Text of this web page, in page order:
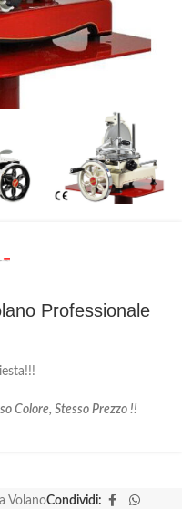
Professionale
Colore, Stesso Prezzo !!
VolanoCondividi: